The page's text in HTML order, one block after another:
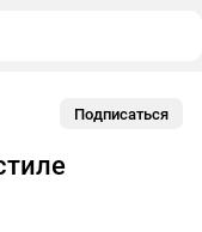
Подписаться